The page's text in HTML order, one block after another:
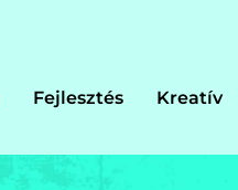
Fejlesztés Kreatív